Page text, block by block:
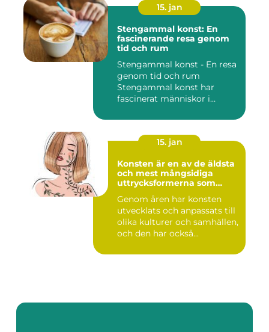
15. jan
Stengammal konst: En
fascinerande resa genom
tid och rum
Stengammal konst - En resa
genom tid och rum
Stengammal konst har
fascinerat människor i
15. jan
Konsten är en av de äldsta
och mest mångsidiga
uttrycksformerna som
Genom åren har konsten
utvecklats och anpassats till
olika kulturer och samhällen,
och den har också...